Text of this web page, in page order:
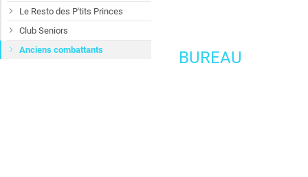
BUREAU
Le Resto des P'tits Princes
Club Seniors
Anciens combattants